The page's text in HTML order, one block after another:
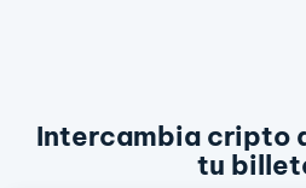
Intercambia cripto
tu